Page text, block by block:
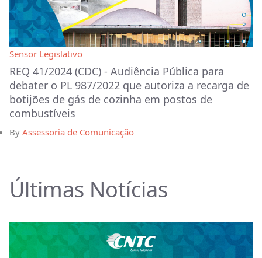
Sensor Legislativo
REQ 41/2024 (CDC) - Audiência Pública para
debater o PL 987/2022 que autoriza a recarga de
botijões de gás de cozinha em postos de
combustíveis
By Assessoria de Comunicação
Últimas Notícias